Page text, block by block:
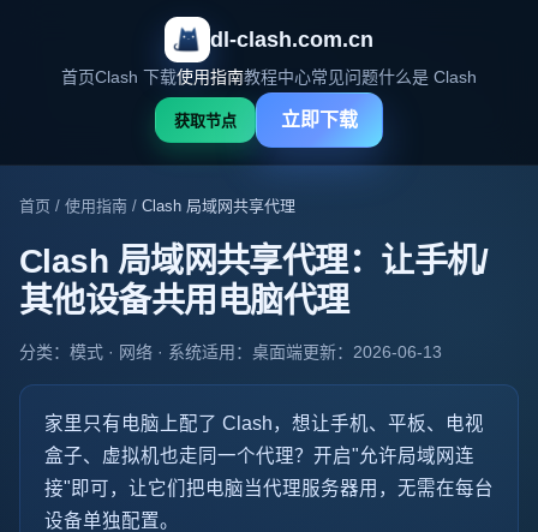
dl-clash.com.cn
首页Clash 下载使用指南教程中心常见问题什么是 Clash
获取节点 立即下载
首页 / 使用指南 / Clash 局域网共享代理
Clash 局域网共享代理：让手机/
其他设备共用电脑代理
分类：模式 · 网络 · 系统适用：桌面端更新：2026-06-13
家里只有电脑上配了 Clash，想让手机、平板、电视
盒子、虚拟机也走同一个代理？开启"允许局域网连
接"即可，让它们把电脑当代理服务器用，无需在每台
设备单独配置。